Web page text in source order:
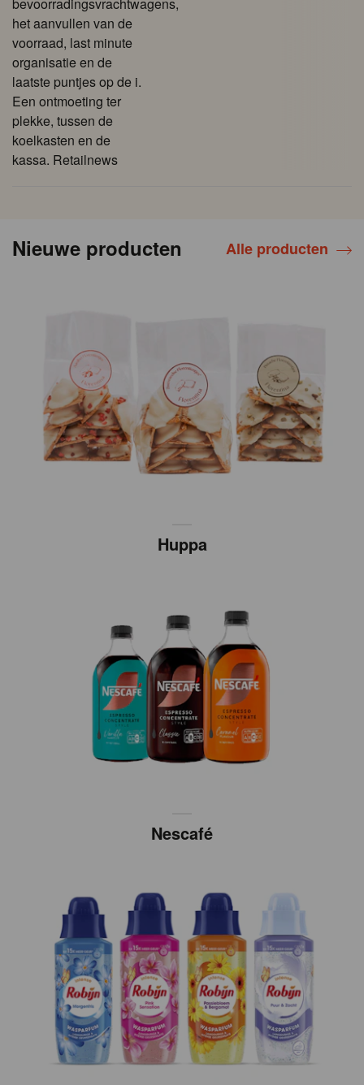
het aanvullen van de
voorraad, last minute
organisatie en de
laatste puntjes op de i.
Een ontmoeting ter
plekke, tussen de
koelkasten en de
kassa. Retailnews
Nieuwe producten Alle producten
Huppa
Nescafé